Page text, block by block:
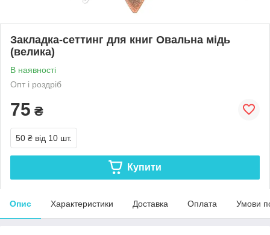
Закладка-сеттинг для книг Овальна мідь
(велика)
В наявності
Опт і роздріб
75 ₴
50 ₴ від 10 шт.
Купити
Опис Характеристики Доставка Оплата Умови